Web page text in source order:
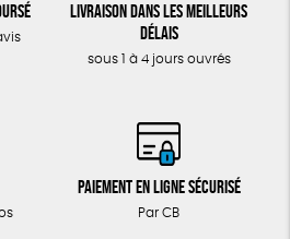
Livraison dans les meilleurs
délais
sous 1 à 4 jours ouvrés
Paiement en ligne sécurisé
Par CB